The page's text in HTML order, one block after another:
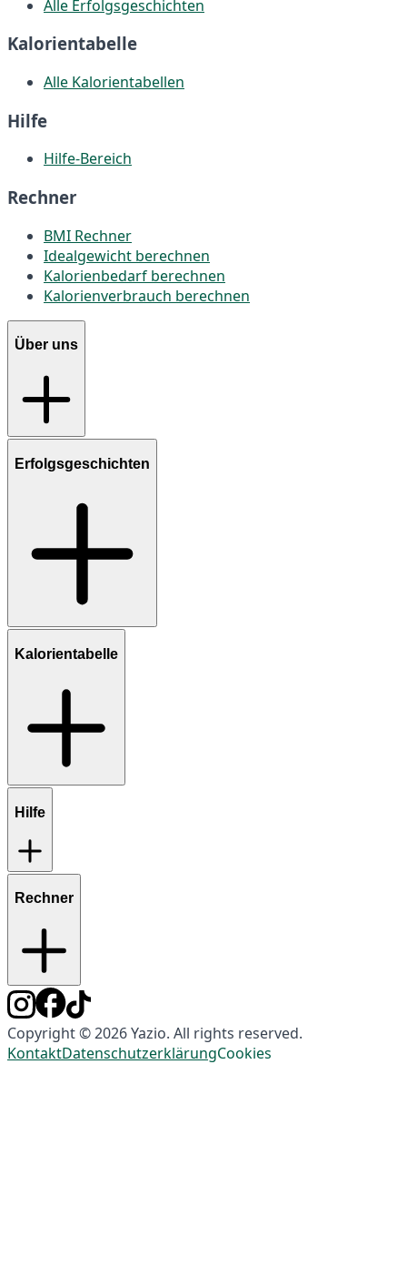
Alle Erfolgsgeschichten
Kalorientabelle
Alle Kalorientabellen
Hilfe
Hilfe-Bereich
Rechner
BMI Rechner
Idealgewicht berechnen
Kalorienbedarf berechnen
Kalorienverbrauch berechnen
Über uns
Erfolgsgeschichten
Kalorientabelle
Hilfe
Rechner
Copyright © 2026 Yazio. All rights reserved.
KontaktDatenschutzerklärungCookies